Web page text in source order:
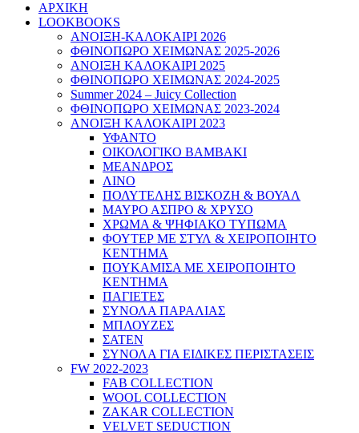
ΑΡΧΙΚΗ
LOOKBOOKS
ΑΝΟΙΞΗ-ΚΑΛΟΚΑΙΡΙ 2026
ΦΘΙΝΟΠΩΡΟ ΧΕΙΜΩΝΑΣ 2025-2026
ΑΝΟΙΞΗ ΚΑΛΟΚΑΙΡΙ 2025
ΦΘΙΝΟΠΩΡΟ ΧΕΙΜΩΝΑΣ 2024-2025
Summer 2024 – Juicy Collection
ΦΘΙΝΟΠΩΡΟ ΧΕΙΜΩΝΑΣ 2023-2024
ΑΝΟΙΞΗ ΚΑΛΟΚΑΙΡΙ 2023
ΥΦΑΝΤΟ
ΟΙΚΟΛΟΓΙΚΟ ΒΑΜΒΑΚΙ
ΜΕΑΝΔΡΟΣ
ΛΙΝΟ
ΠΟΛΥΤΕΛΗΣ ΒΙΣΚΟΖΗ & ΒΟΥΑΛ
ΜΑΥΡΟ ΑΣΠΡΟ & ΧΡΥΣΟ
ΧΡΩΜΑ & ΨΗΦΙΑΚΟ ΤΥΠΩΜΑ
ΦΟΥΤΕΡ ΜΕ ΣΤΥΛ & ΧΕΙΡΟΠΟΙΗΤΟ
ΚΕΝΤΗΜΑ
ΠΟΥΚΑΜΙΣΑ ΜΕ ΧΕΙΡΟΠΟΙΗΤΟ
ΚΕΝΤΗΜΑ
ΠΑΓΙΕΤΕΣ
ΣΥΝΟΛΑ ΠΑΡΑΛΙΑΣ
ΜΠΛΟΥΖΕΣ
ΣΑΤΕΝ
ΣΥΝΟΛΑ ΓΙΑ ΕΙΔΙΚΕΣ ΠΕΡΙΣΤΑΣΕΙΣ
FW 2022-2023
FAB COLLECTION
WOOL COLLECTION
ZAKAR COLLECTION
VELVET SEDUCTION